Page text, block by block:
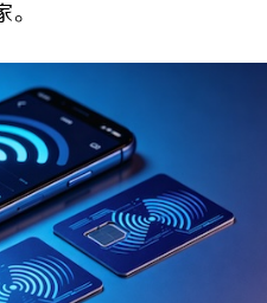
业标杆平台